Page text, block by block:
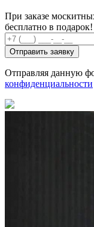
При заказе
бесплатно в подарок!
Отправить заявку
Отправляя данную
конфиденциальности